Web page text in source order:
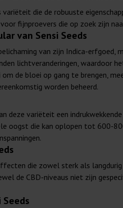
variëteit die de robuuste
fijnproevers die op zoek zijn
van Sensi Seeds
van zijn Indica-
lichtveranderingen, waardoor
de bloei op gang te brengen,
worden beheerd.
deze variëteit een
die kan oplopen tot 600-
die zowel sterk als
de CBD-niveaus niet zijn